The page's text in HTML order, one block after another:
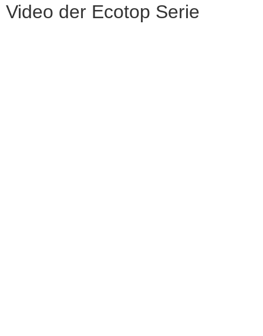
Video der Ecotop Serie